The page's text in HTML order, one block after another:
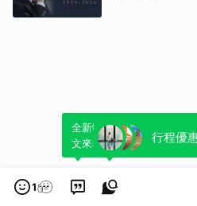
行程優
1
全新體驗！一鍵引用此內容
文來輕鬆表達個人立場。
可以轉發或引用此
來發表您的評論或